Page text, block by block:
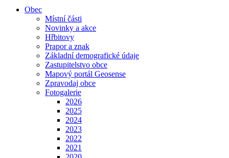
Obec
Místní části
Novinky a akce
Hřbitovy
Prapor a znak
Základní demografické údaje
Zastupitelstvo obce
Mapový portál Geosense
Zpravodaj obce
Fotogalerie
2026
2025
2024
2023
2022
2021